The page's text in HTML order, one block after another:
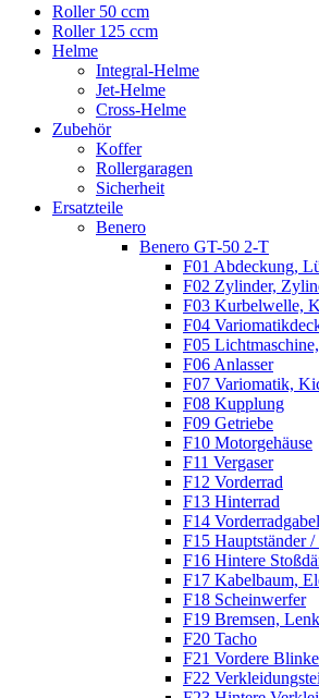
Roller 50 ccm
Roller 125 ccm
Helme
Integral-Helme
Jet-Helme
Cross-Helme
Zubehör
Koffer
Rollergaragen
Sicherheit
Ersatzteile
Benero
Benero GT-50 2-T
F01 Abdeckung,
F02 Zylinder,
F03 Kurbelwelle,
F04
F05
F06 Anlasser
F07 Variomatik,
F08 Kupplung
F09 Getriebe
F10 Motorgehäuse
F11 Vergaser
F12 Vorderrad
F13 Hinterrad
F14 Vorderradgabel
F15 Hauptständer /
F16 Hintere
F17 Kabelbaum,
F18 Scheinwerfer
F19 Bremsen,
F20 Tacho
F21 Vordere
F22